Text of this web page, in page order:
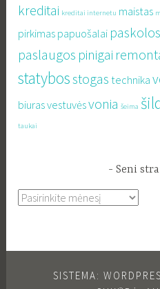
kreditai kreditai internetu maistas
pirkimas papuošalai paskolos
paslaugos pinigai
statybosstogas technika
biurasvestuvėsvonia šeima
taukai
Seni
Seni
SISTEMA: